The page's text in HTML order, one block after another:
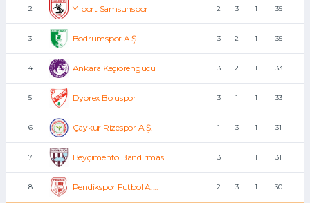
2 Yılport Samsunspor 2 3 1 35
3 Bodrumspor A.Ş. 3 2 1 35
4 Ankara Keçiörengücü 3 2 1 33
5 Dyorex Boluspor 3 1 1 33
6 Çaykur Rizespor A.Ş. 1 3 1 31
7 Beyçimento Bandırmas... 3 1 1 31
8 Pendikspor Futbol A.... 2 3 1 30